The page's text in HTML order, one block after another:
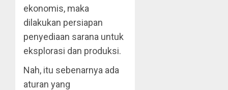
ekonomis, maka
dilakukan persiapan
penyediaan sarana untuk
eksplorasi dan produksi.
Nah, itu sebenarnya ada
aturan yang